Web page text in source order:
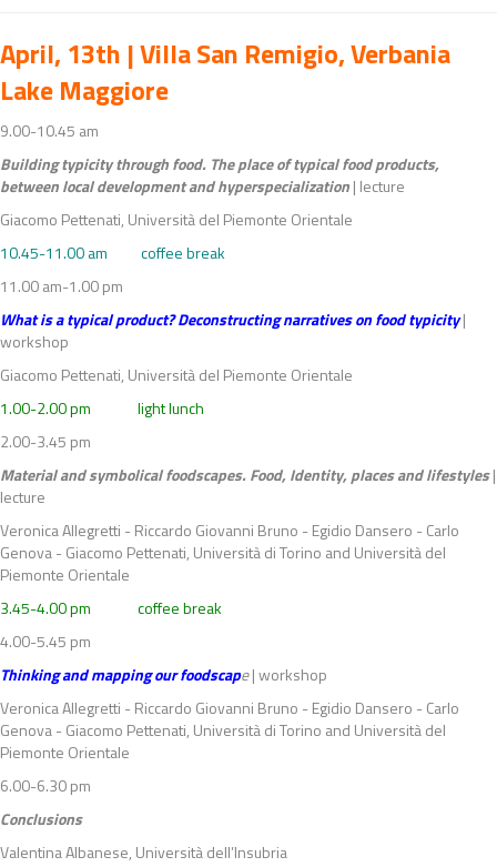
April, 13th | Villa San Remigio, Verbania
Lake Maggiore
9.00-10.45 am
Building typicity through food. The place of typical food products,
between local development and hyperspecialization| lecture
Giacomo Pettenati, Università del Piemonte Orientale
10.45-11.00 am coffee break
11.00 am-1.00 pm
What is a typical product? Deconstructing narratives on food typicity|
workshop
Giacomo Pettenati, Università del Piemonte Orientale
1.00-2.00 pm light lunch
2.00-3.45 pm
Material and symbolical foodscapes. Food, Identity, places and lifestyles|
lecture
Veronica Allegretti - Riccardo Giovanni Bruno - Egidio Dansero - Carlo
Genova - Giacomo Pettenati, Università di Torino and Università del
Piemonte Orientale
3.45-4.00 pm coffee break
4.00-5.45 pm
Thinking and mapping our foodscape| workshop
Veronica Allegretti - Riccardo Giovanni Bruno - Egidio Dansero - Carlo
Genova - Giacomo Pettenati, Università di Torino and Università del
Piemonte Orientale
6.00-6.30 pm
Conclusions
Valentina Albanese, Università dell’Insubria